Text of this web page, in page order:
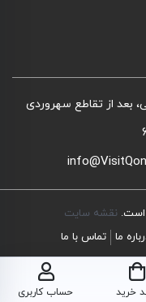
بعد از تقاطع سهروردی
است. نقشه سایت
ما تماس با ما
خرید حساب کاربری